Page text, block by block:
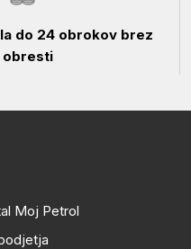
do 24 obrokov brez
obresti
Moj Petrol